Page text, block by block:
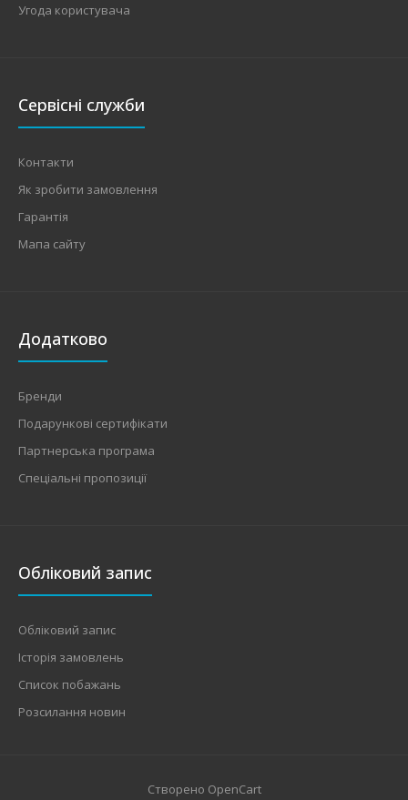
Угода користувача
Сервісні служби
Контакти
Як зробити замовлення
Гарантія
Мапа сайту
Додатково
Бренди
Подарункові сертифікати
Партнерська програма
Спеціальні пропозиції
Обліковий запис
Обліковий запис
Історія замовлень
Список побажань
Розсилання новин
Створено OpenCart